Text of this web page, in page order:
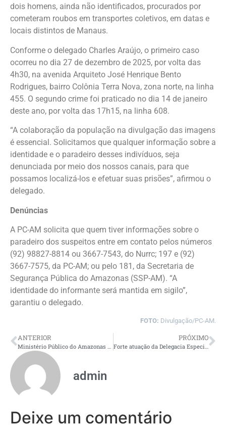
dois homens, ainda não identificados, procurados por
cometeram roubos em transportes coletivos, em datas e
locais distintos de Manaus.
Conforme o delegado Charles Araújo, o primeiro caso
ocorreu no dia 27 de dezembro de 2025, por volta das
4h30, na avenida Arquiteto José Henrique Bento
Rodrigues, bairro Colônia Terra Nova, zona norte, na linha
455. O segundo crime foi praticado no dia 14 de janeiro
deste ano, por volta das 17h15, na linha 608.
“A colaboração da população na divulgação das imagens
é essencial. Solicitamos que qualquer informação sobre a
identidade e o paradeiro desses indivíduos, seja
denunciada por meio dos nossos canais, para que
possamos localizá-los e efetuar suas prisões”, afirmou o
delegado.
Denúncias
A PC-AM solicita que quem tiver informações sobre o
paradeiro dos suspeitos entre em contato pelos números
(92) 98827-8814 ou 3667-7543, do Nurrc; 197 e (92)
3667-7575, da PC-AM; ou pelo 181, da Secretaria de
Segurança Pública do Amazonas (SSP-AM). “A
identidade do informante será mantida em sigilo”,
garantiu o delegado.
FOTO: Divulgação/PC-AM.
ANTERIOR PRÓXIMO
admin
Deixe um comentário